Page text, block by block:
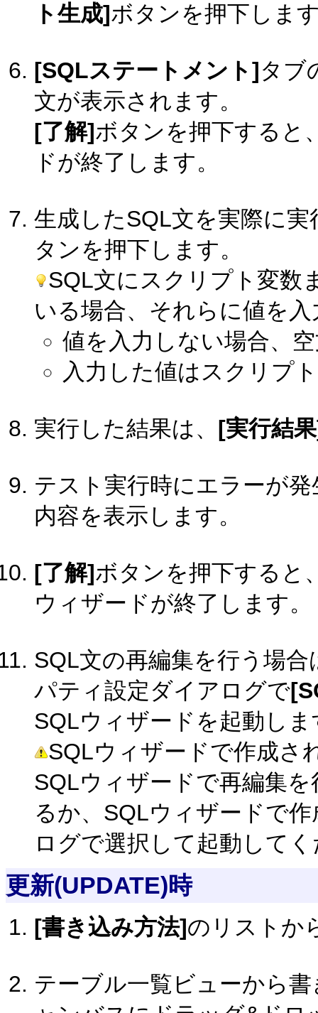
ト生成]ボタンを押下しま
[SQLステートメント]タブ
文が表示されます。
[了解]ボタンを押下すると
ドが終了します。
生成したSQL文を実際に
タンを押下します。
SQL文にスクリプト変数
いる場合、それらに値を
値を入力しない場合、
入力した値はスクリプ
実行した結果は、 [実行結
テスト実行時にエラーが
内容を表示します。
[了解]ボタンを押下すると
ウィザードが終了します。
SQL文の再編集を行う場
パティ設定ダイアログで
SQLウィザードを起動しま
SQLウィザードで作成さ
SQLウィザードで再編集
るか、SQLウィザードで
ログで選択して起動して
更新(UPDATE)時
[書き込み方法]のリストか
テーブル一覧ビューから